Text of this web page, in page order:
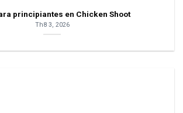
principiantes en Chicken Shoot
Th8 3, 2026